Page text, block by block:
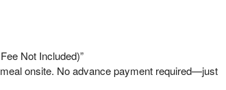
Not Included)”
onsite. No advance payment required—just